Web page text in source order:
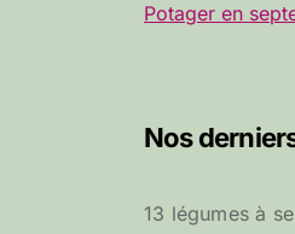
Potager en
Nos
13 légumes à